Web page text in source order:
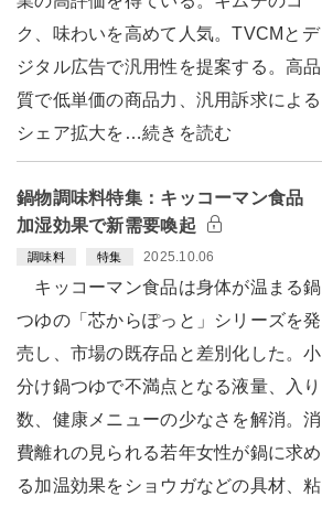
ク、味わいを高めて人気。TVCMとデ
ジタル広告で汎用性を提案する。高品
質で低単価の商品力、汎用訴求による
シェア拡大を…続きを読む
鍋物調味料特集：キッコーマン食品
加湿効果で新需要喚起
調味料 特集 2025.10.06
キッコーマン食品は身体が温まる鍋
つゆの「芯からぽっと」シリーズを発
売し、市場の既存品と差別化した。小
分け鍋つゆで不満点となる液量、入り
数、健康メニューの少なさを解消。消
費離れの見られる若年女性が鍋に求め
る加温効果をショウガなどの具材、粘